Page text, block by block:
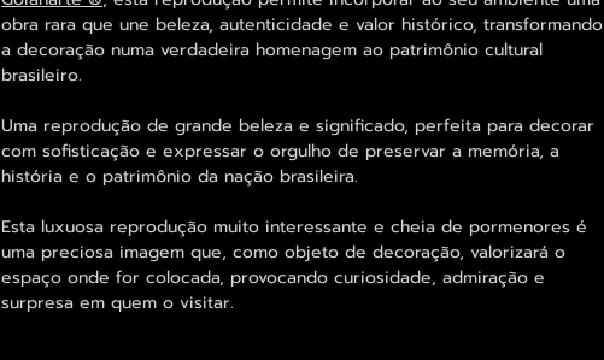
obra rara que une beleza, autenticidade e valor histórico, transformando
a decoração numa verdadeira homenagem ao patrimônio cultural
brasileiro.
Uma reprodução de grande beleza e significado, perfeita para decorar
com sofisticação e expressar o orgulho de preservar a memória, a
história e o patrimônio da nação brasileira.
Esta luxuosa reprodução muito interessante e cheia de pormenores é
uma preciosa imagem que, como objeto de decoração, valorizará o
espaço onde for colocada, provocando curiosidade, admiração e
surpresa em quem o visitar.